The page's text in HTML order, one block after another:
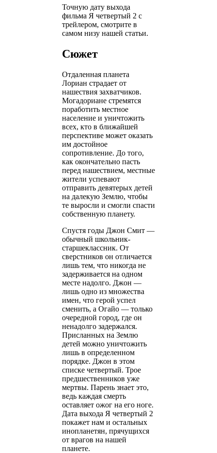
Точную дату выхода
фильма Я четвертый 2 с
трейлером, смотрите в
самом низу нашей статьи.
Сюжет
Отдаленная планета
Лориан страдает от
нашествия захватчиков.
Могадориане стремятся
поработить местное
население и уничтожить
всех, кто в ближайшей
перспективе может оказать
им достойное
сопротивление. До того,
как окончательно пасть
перед нашествием, местные
жители успевают
отправить девятерых детей
на далекую Землю, чтобы
те выросли и смогли спасти
собственную планету.
Спустя годы Джон Смит —
обычный школьник-
старшеклассник. От
сверстников он отличается
лишь тем, что никогда не
задерживается на одном
месте надолго. Джон —
лишь одно из множества
имен, что герой успел
сменить, а Огайо — только
очередной город, где он
ненадолго задержался.
Присланных на Землю
детей можно уничтожить
лишь в определенном
порядке. Джон в этом
списке четвертый. Трое
предшественников уже
мертвы. Парень знает это,
ведь каждая смерть
оставляет ожог на его ноге.
Дата выхода Я четвертый 2
покажет нам и остальных
инопланетян, прячущихся
от врагов на нашей
планете.